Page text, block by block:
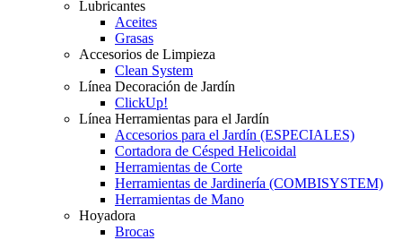
Lubricantes
Aceites
Grasas
Accesorios de Limpieza
Clean System
Línea Decoración de Jardín
ClickUp!
Línea Herramientas para el Jardín
Accesorios para el Jardín (ESPECIALES)
Cortadora de Césped Helicoidal
Herramientas de Corte
Herramientas de Jardinería (COMBISYSTEM)
Herramientas de Mano
Hoyadora
Brocas